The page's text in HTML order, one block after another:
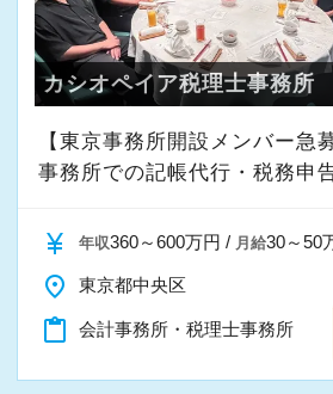
カシオペイア税理士事務所
【東京事務所開設メンバー急
事務所での記帳代行・税務申
currency_yen 年収360～600万円 / 月給30～50
place 東京都中央区
content_paste 会計事務所・税理士事務所